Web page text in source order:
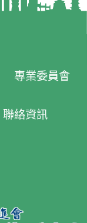
專業委員會
聯絡資訊